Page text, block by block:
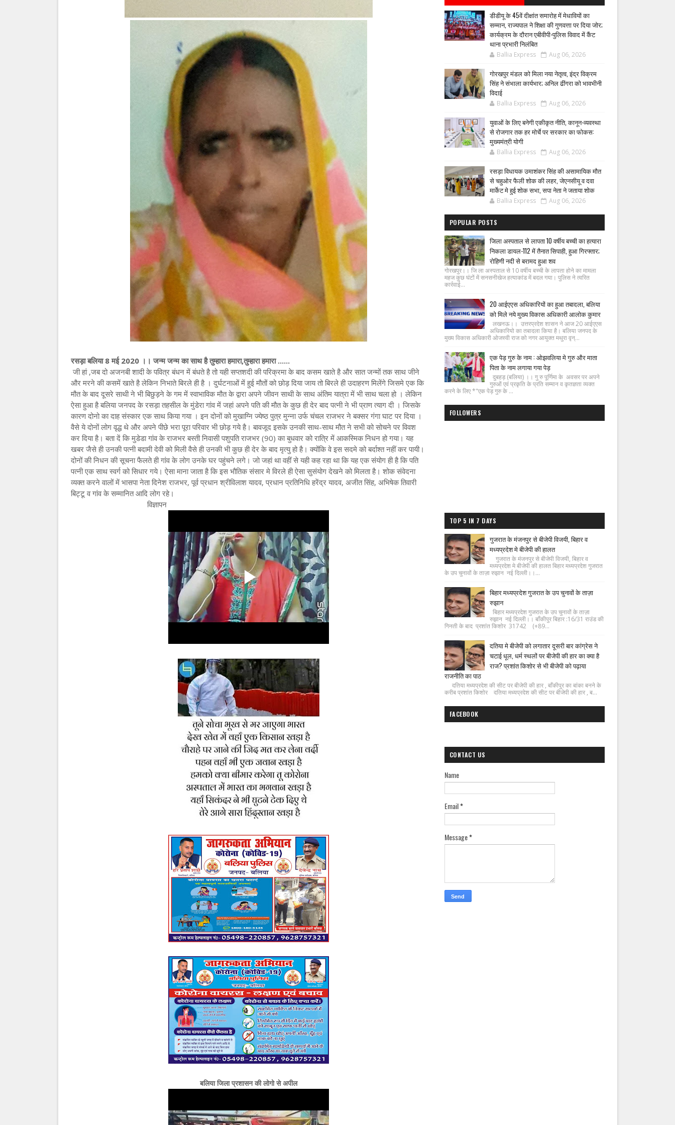
रसड़ा बलिया 8 मई 2020 ।। जन्म जन्म का साथ है तुम्हारा हमारा,तुम्हारा हमारा ......
जी हां ,जब दो अजनबी शादी के पवित्र बंधन में बंधते है तो यही सप्तशदी की परिक्रमा के बाद कसम खाते है और सात जन्मों तक साथ जीने
और मरने की कसमें खाते है लेकिन निभाते बिरले ही है । दुर्घटनाओं में हुई मौतों को छोड़ दिया जाय तो बिरले ही उदाहरण मिलेंगे जिसमे एक कि
मौत के बाद दूसरे साथी ने भी बिछुड़ने के गम में स्वाभाविक मौत के द्वारा अपने जीवन साथी के साथ अंतिम यात्रा में भी साथ चला हो । लेकिन
ऐसा हुआ है बलिया जनपद के रसड़ा तहसील के मुंडेरा गांव में जहां अपने पति की मौत के कुछ ही देर बाद पत्नी ने भी प्राण त्याग दी । जिसके
कारण दोनो का दाह संस्कार एक साथ किया गया । इन दोनों को मुखाग्नि ज्येष्ठ पुत्र मुन्ना उर्फ चंचल राजभर ने बक्सर गंगा घाट पर दिया ।
वैसे ये दोनों लोग वृद्ध थे और अपने पीछे भरा पूरा परिवार भी छोड़ गये है। बावजूद इसके उनकी साथ-साथ मौत ने सभी को सोचने पर विवश
कर दिया है। बता दें कि मुडेडा गांव के राजभर बस्ती निवासी पशुपति राजभर (90) का बुधवार को रात्रि में आकस्मिक निधन हो गया। यह
खबर जैसे ही उनकी पत्नी बदामी देवी को मिली वैसे ही उनकी भी कुछ ही देर के बाद मृत्यु हो है। क्योंकि वे इस सदमे को बर्दाश्त नहीं कर पायी।
दोनों की निधन की सूचना फैलते ही गांव के लोग उनके घर पहुंचने लगे। जो जहां था वहीं से यही कह रहा था कि यह एक संयोग ही है कि पति
पत्नी एक साथ स्वर्ग को सिधार गये। ऐसा माना जाता है कि इस भौतिक संसार मे विरले ही ऐसा सुसंयोग देखने को मिलता है। शोक संवेदना
व्यक्त करने वालों में भासपा नेता दिनेश राजभर, पूर्व प्रधान श्रीविलाश यादव, प्रधान प्रतिनिधि हरेंद्र यादव, अजीत सिंह, अभिषेक तिवारी
बिट्टू व गांव के सम्मानित आदि लोग रहे।
विज्ञापन
बलिया जिला प्रशासन की लोगो से अपील
डीडीयू के 45वें दीक्षांत समारोह में मेधावियों का
सम्मान, राज्यपाल ने शिक्षा की गुणवत्ता पर दिया जोर;
कार्यक्रम के दौरान एबीवीपी-पुलिस विवाद में कैंट
थाना प्रभारी निलंबित
Ballia Express Aug 06, 2026
गोरखपुर मंडल को मिला नया नेतृत्व, इंद्र विक्रम
सिंह ने संभाला कार्यभार; अनिल ढींगरा को भावभीनी
विदाई
Ballia Express Aug 06, 2026
युवाओं के लिए बनेगी एकीकृत नीति, कानून-व्यवस्था
से रोजगार तक हर मोर्चे पर सरकार का फोकस:
मुख्यमंत्री योगी
Ballia Express Aug 06, 2026
रसड़ा विधायक उमाशंकर सिंह की असामायिक मौत
से चहुओर फैली शोक की लहर, जेएनसीयू व दवा
मार्केट मे हुई शोक सभा, सपा नेता ने जताया शोक
Ballia Express Aug 06, 2026
POPULAR POSTS
जिला अस्पताल से लापता 10 वर्षीय बच्ची का हत्यारा
निकला डायल-112 में तैनात सिपाही, हुआ गिरफ्तार;
रोहिणी नदी से बरामद हुआ शव
गोरखपुर।। जि ला अस्पताल से 10 वर्षीय बच्ची के लापता होने का मामला
महज कुछ घंटों में सनसनीखेज हत्याकांड में बदल गया। पुलिस ने त्वरित
कार्रवाई...
20 आईएएस अधिकारियों का हुआ तबादला, बलिया
को मिले नये मुख्य विकास अधिकारी आलोक कुमार
लखनऊ।। उत्तरप्रदेश शासन ने आज 20 आईएएस
अधिकारियो का तबादला किया है। बलिया जनपद के
मुख्य विकास अधिकारी ओजस्वी राज को नगर आयुक्त मथुरा वृन्...
एक पेड़ गुरु के नाम : ओझवलिया मे गुरु और माता
पिता के नाम लगाया गया पेड़
दुबहड़ (बलिया) ।। गु रु पूर्णिमा के अवसर पर अपने
गुरुओं एवं प्रकृति के प्रति सम्मान व कृतज्ञता व्यक्त
करने के लिए *"एक पेड़ गुरु के ...
FOLLOWERS
TOP 5 IN 7 DAYS
गुजरात के मंजनपुर से बीजेपी विजयी, बिहार व
मध्यप्रदेश मे बीजेपी की हालत
गुजरात के मंजनपुर से बीजेपी विजयी, बिहार व
मध्यप्रदेश मे बीजेपी की हालत बिहार मध्यप्रदेश गुजरात
के उप चुनावों के ताज़ा रुझान नई दिल्ली।।...
बिहार मध्यप्रदेश गुजरात के उप चुनावों के ताज़ा
रुझान
बिहार मध्यप्रदेश गुजरात के उप चुनावों के ताज़ा
रुझान नई दिल्ली।। बाँकीपुर बिहार :16/31 राउंड की
गिनती के बाद प्रशांत किशोर 31742 (+89...
दतिया मे बीजेपी को लगातार दूसरी बार कांग्रेस ने
चटाई धूल, धर्म स्थलों पर बीजेपी की हार का क्या है
राज? प्रशांत किशोर से भी बीजेपी को पढ़ाया
राजनीति का पाठ
दतिया मध्यप्रदेश की सीट पर बीजेपी की हार , बाँकीपुर का बांका बनने के
करीब प्रशांत किशोर दतिया मध्यप्रदेश की सीट पर बीजेपी की हार , ब...
FACEBOOK
CONTACT US
Name
Email*
Message*